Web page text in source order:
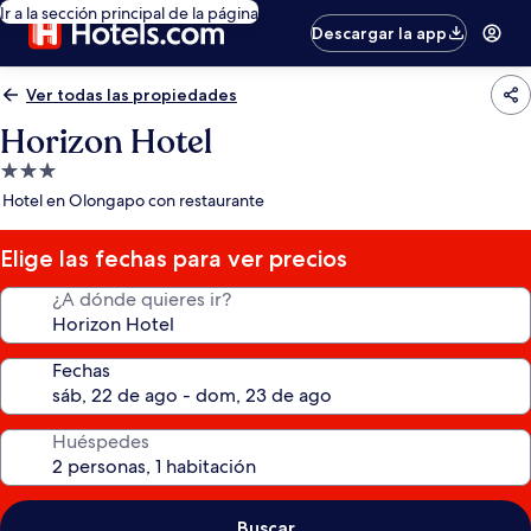
Ir a la sección principal de la página
Descargar la app
Ver todas las propiedades
Horizon Hotel
Propiedad
de
estrellas
Hotel en Olongapo con restaurante
Elige las fechas para ver precios
¿A dónde quieres ir?
Fechas
Huéspedes